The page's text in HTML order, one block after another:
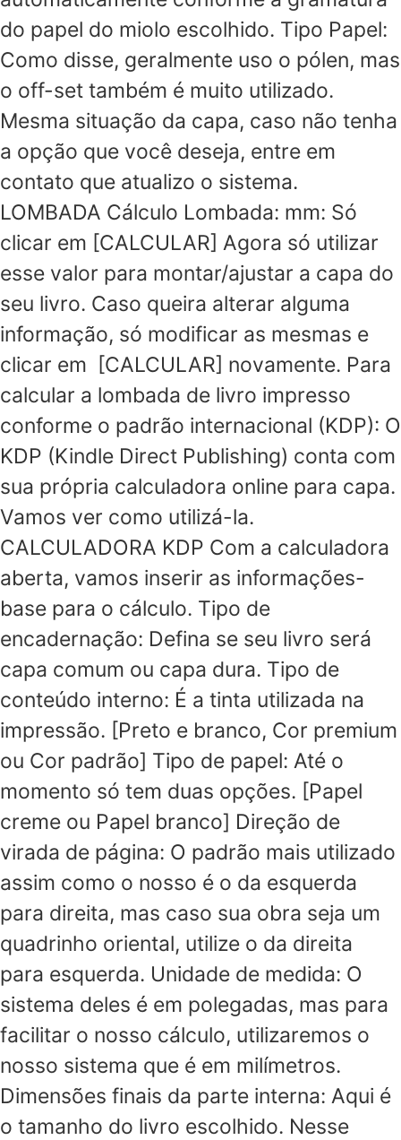
do papel do miolo escolhido. Tipo Papel:
Como disse, geralmente uso o pólen, mas
o off-set também é muito utilizado.
Mesma situação da capa, caso não tenha
a opção que você deseja, entre em
contato que atualizo o sistema.
LOMBADA Cálculo Lombada: mm: Só
clicar em [CALCULAR] Agora só utilizar
esse valor para montar/ajustar a capa do
seu livro. Caso queira alterar alguma
informação, só modificar as mesmas e
clicar em [CALCULAR] novamente. Para
calcular a lombada de livro impresso
conforme o padrão internacional (KDP): O
KDP (Kindle Direct Publishing) conta com
sua própria calculadora online para capa.
Vamos ver como utilizá-la.
CALCULADORA KDP Com a calculadora
aberta, vamos inserir as informações-
base para o cálculo. Tipo de
encadernação: Defina se seu livro será
capa comum ou capa dura. Tipo de
conteúdo interno: É a tinta utilizada na
impressão. [Preto e branco, Cor premium
ou Cor padrão] Tipo de papel: Até o
momento só tem duas opções. [Papel
creme ou Papel branco] Direção de
virada de página: O padrão mais utilizado
assim como o nosso é o da esquerda
para direita, mas caso sua obra seja um
quadrinho oriental, utilize o da direita
para esquerda. Unidade de medida: O
sistema deles é em polegadas, mas para
facilitar o nosso cálculo, utilizaremos o
nosso sistema que é em milímetros.
Dimensões finais da parte interna: Aqui é
o tamanho do livro escolhido. Nesse